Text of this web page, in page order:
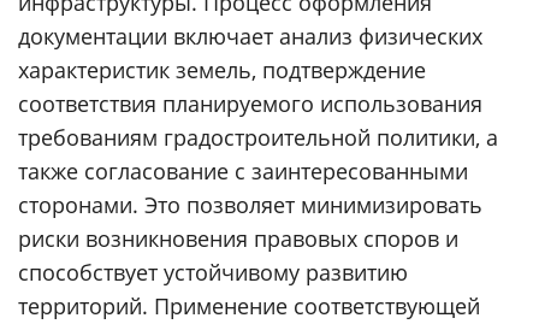
документации включает анализ физических
характеристик земель, подтверждение
соответствия планируемого использования
требованиям градостроительной политики, а
также согласование с заинтересованными
сторонами. Это позволяет минимизировать
риски возникновения правовых споров и
способствует устойчивому развитию
территорий. Применение соответствующей